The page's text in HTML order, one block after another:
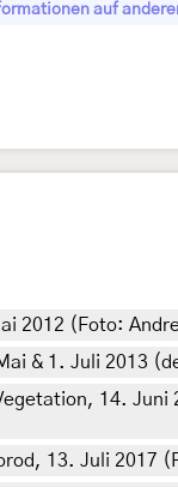
auf
2012 (Foto:
& 1. Juli 2013
14.
13. Juli 2017